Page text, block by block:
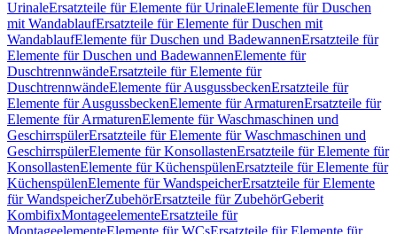
UrinaleErsatzteile für Elemente für UrinaleElemente für Duschen
mit WandablaufErsatzteile für Elemente für Duschen mit
WandablaufElemente für Duschen und BadewannenErsatzteile für
Elemente für Duschen und BadewannenElemente für
DuschtrennwändeErsatzteile für Elemente für
DuschtrennwändeElemente für AusgussbeckenErsatzteile für
Elemente für AusgussbeckenElemente für ArmaturenErsatzteile für
Elemente für ArmaturenElemente für Waschmaschinen und
GeschirrspülerErsatzteile für Elemente für Waschmaschinen und
GeschirrspülerElemente für KonsollastenErsatzteile für Elemente für
KonsollastenElemente für KüchenspülenErsatzteile für Elemente für
KüchenspülenElemente für WandspeicherErsatzteile für Elemente
für WandspeicherZubehörErsatzteile für ZubehörGeberit
KombifixMontageelementeErsatzteile für
MontageelementeElemente für WCsErsatzteile für Elemente für